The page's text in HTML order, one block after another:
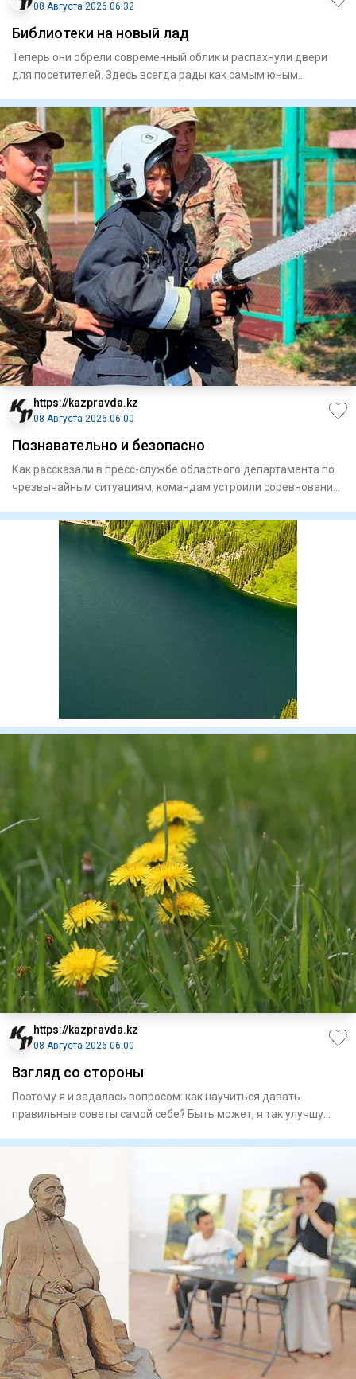
08 Августа 2026 06:32
Библиотеки на новый лад
Теперь они обрели современный облик и распахнули двери
для посетителей. Здесь всегда рады как самым юным
https://kazpravda.kz
08 Августа 2026 06:00
Познавательно и безопасно
Как рассказали в пресс-службе областного департамента по
чрезвычайным ситуациям, командам устроили соревнования
https://kazpravda.kz
08 Августа 2026 06:00
Взгляд со стороны
Поэтому я и задалась вопросом: как научиться давать
правильные советы самой себе? Быть может, я так улучшу